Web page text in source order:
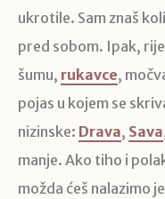
ukrotile. Sam znaš
pred sobom. Ipak,
šumu, rukavce,
pojas u kojem se
nizinske: Drava, Sava
manje. Ako tiho i
možda ćeš nalazimo